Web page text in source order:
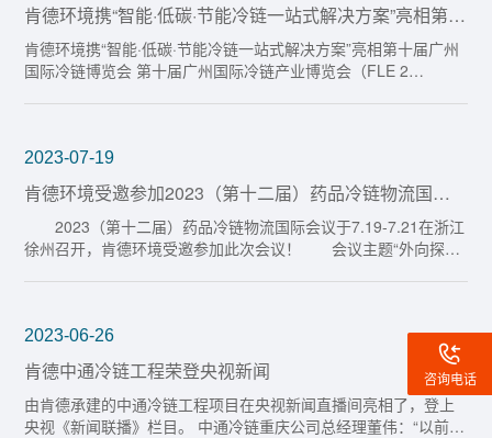
肯德环境携“智能·低碳·节能冷链一站式解决方案”亮相第十
届广州国际冷链博览会
肯德环境携“智能·低碳·节能冷链一站式解决方案”亮相第十届广州
国际冷链博览会 第十届广州国际冷链产业博览会（FLE 2…
2023-07-19
肯德环境受邀参加2023（第十二届）药品冷链物流国际
会议
2023（第十二届）药品冷链物流国际会议于7.19-7.21在浙江
徐州召开，肯德环境受邀参加此次会议！ 会议主题“外向探
2023-06-26
肯德中通冷链工程荣登央视新闻
由肯德承建的中通冷链工程项目在央视新闻直播间亮相了，登上
央视《新闻联播》栏目。 中通冷链重庆公司总经理董伟：“以前
咨询电话